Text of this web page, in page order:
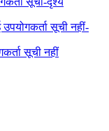
सूची नहीं-
सूची नहीं